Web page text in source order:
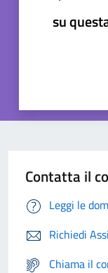
su
Contatta il
Leggi le
Richiedi
Chiama il